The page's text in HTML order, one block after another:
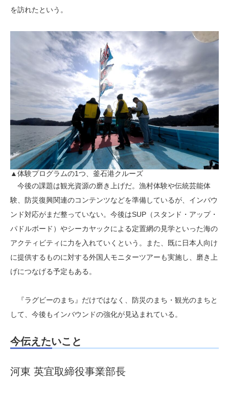
を訪れたという。
▲体験プログラムの1つ、釜石港クルーズ
今後の課題は観光資源の磨き上げだ。漁村体験や伝統芸能体
験、防災復興関連のコンテンツなどを準備しているが、インバウ
ンド対応がまだ整っていない。今後はSUP（スタンド・アップ・
パドルボード）やシーカヤックによる定置網の見学といった海の
アクティビティに力を入れていくという。また、既に日本人向け
に提供するものに対する外国人モニターツアーも実施し、磨き上
げにつなげる予定もある。
『ラグビーのまち』だけではなく、防災のまち・観光のまちと
して、今後もインバウンドの強化が見込まれている。
今伝えたいこと
河東 英宜取締役事業部長